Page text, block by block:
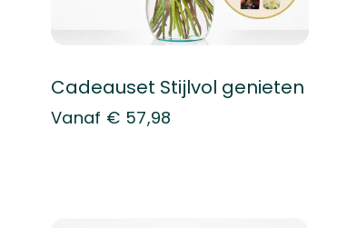
Cadeauset Stijlvol genieten
Vanaf € 57,98